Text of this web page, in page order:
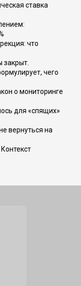
ставка
что
закрыт.
чего
о мониторинге
для «спящих»
вернуться на